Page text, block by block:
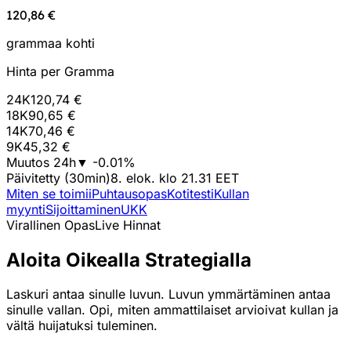
120,86 €
grammaa kohti
Hinta per Gramma
24K120,74 €
18K90,65 €
14K70,46 €
9K45,32 €
Muutos 24h▼ -0.01%
Päivitetty (30min)8. elok. klo 21.31 EET
Miten se toimiiPuhtausopasKotitestiKullan
myyntiSijoittaminenUKK
Virallinen OpasLive Hinnat
Aloita Oikealla Strategialla
Laskuri antaa sinulle luvun. Luvun ymmärtäminen antaa
sinulle vallan. Opi, miten ammattilaiset arvioivat kullan ja
vältä huijatuksi tuleminen.